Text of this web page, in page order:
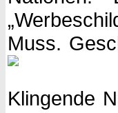
Muss.
Klingende